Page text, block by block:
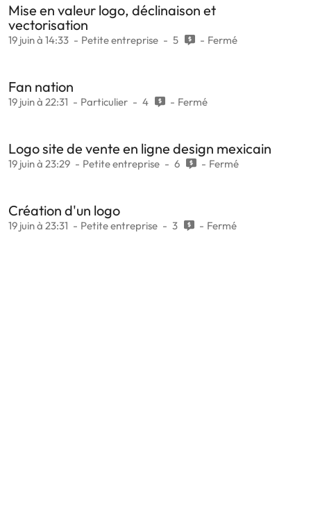
Mise en valeur logo, déclinaison et
vectorisation
19 juin à 14:33 Petite entreprise 5 Fermé
Fan nation
19 juin à 22:31 Particulier 4 Fermé
Logo site de vente en ligne design mexicain
19 juin à 23:29 Petite entreprise 6 Fermé
Création d'un logo
19 juin à 23:31 Petite entreprise 3 Fermé